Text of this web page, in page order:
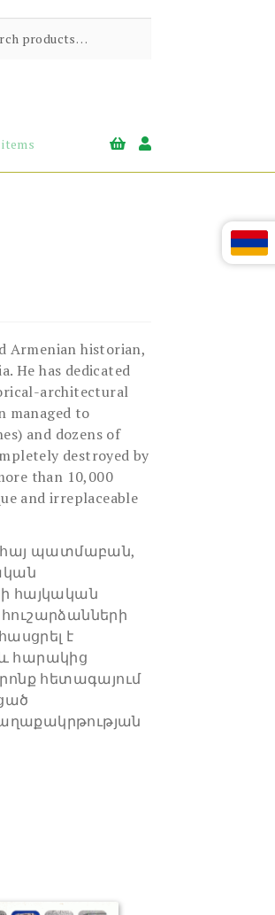
items
Armenian historian,
He has dedicated
architectural
managed to
and dozens of
destroyed by
than 10,000
and irreplaceable
հայ պատմաբան,
հայկական
է
և հարակից
հետագայում